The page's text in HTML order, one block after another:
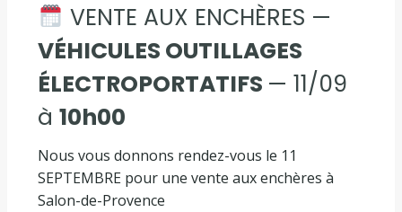
VENTE AUX ENCHÈRES —
VÉHICULES OUTILLAGES
ÉLECTROPORTATIFS — 11/09
à 10h00
Nous vous donnons rendez-vous le 11
SEPTEMBRE pour une vente aux enchères à
Salon-de-Provence